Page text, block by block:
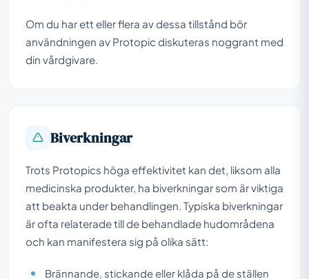
Om du har ett eller flera av dessa tillstånd bör
användningen av Protopic diskuteras noggrant med
din vårdgivare.
Biverkningar
Trots Protopics höga effektivitet kan det, liksom alla
medicinska produkter, ha biverkningar som är viktiga
att beakta under behandlingen. Typiska biverkningar
är ofta relaterade till de behandlade hudområdena
och kan manifestera sig på olika sätt:
Brännande, stickande eller klåda på de ställen